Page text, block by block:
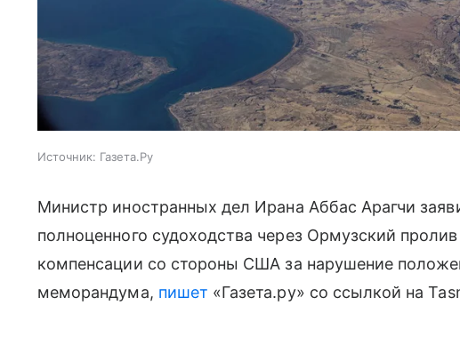
Источник: Газета.Ру
Министр иностранных дел Ирана Аббас Арагчи
полноценного судоходства через Ормузский
компенсации со стороны США за нарушение
меморандума, пишет «Газета.ру» со ссылкой на